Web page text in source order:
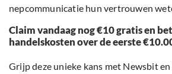
nepcommunicatie hun vertrouwen
Claim vandaag nog €10 gratis en
handelskosten over de eerste
Grijp deze unieke kans met Newsbit